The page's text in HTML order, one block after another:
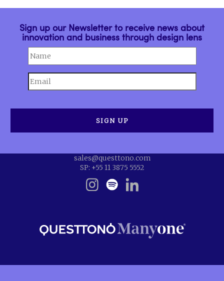
Sign up our Newsletter to receive news about
innovation and business through design lens
sales@questtono.com
SP: +55 11 3875 5552